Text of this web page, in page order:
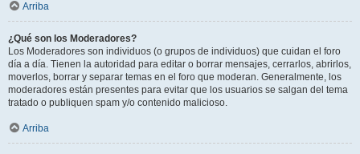
Arriba
¿Qué son los Moderadores?
Los Moderadores son individuos (o grupos de individuos) que cuidan el foro
día a día. Tienen la autoridad para editar o borrar mensajes, cerrarlos, abrirlos,
moverlos, borrar y separar temas en el foro que moderan. Generalmente, los
moderadores están presentes para evitar que los usuarios se salgan del tema
tratado o publiquen spam y/o contenido malicioso.
Arriba